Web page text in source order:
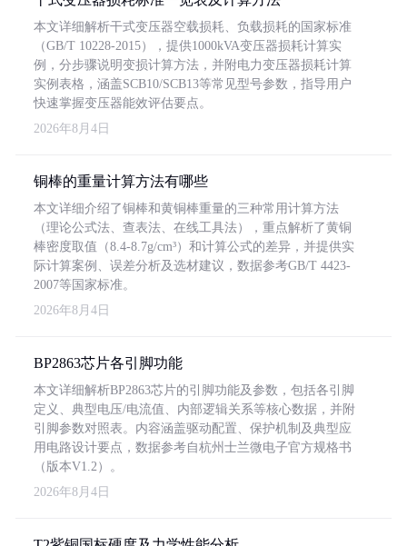
本文详细解析干式变压器空载损耗、负载损耗的国家标准
（GB/T 10228-2015），提供1000kVA变压器损耗计算实
例，分步骤说明变损计算方法，并附电力变压器损耗计算
实例表格，涵盖SCB10/SCB13等常见型号参数，指导用户
快速掌握变压器能效评估要点。
2026年8月4日
铜棒的重量计算方法有哪些
本文详细介绍了铜棒和黄铜棒重量的三种常用计算方法
（理论公式法、查表法、在线工具法），重点解析了黄铜
棒密度取值（8.4-8.7g/cm³）和计算公式的差异，并提供实
际计算案例、误差分析及选材建议，数据参考GB/T 4423-
2007等国家标准。
2026年8月4日
BP2863芯片各引脚功能
本文详细解析BP2863芯片的引脚功能及参数，包括各引脚
定义、典型电压/电流值、内部逻辑关系等核心数据，并附
引脚参数对照表。内容涵盖驱动配置、保护机制及典型应
用电路设计要点，数据参考自杭州士兰微电子官方规格书
（版本V1.2）。
2026年8月4日